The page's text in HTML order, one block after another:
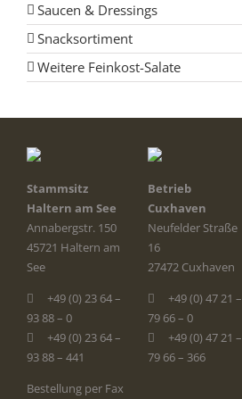
Saucen & Dressings
Snacksortiment
Weitere Feinkost-Salate
Stammsitz
Haltern am See
Annabergstr. 150
45721 Haltern am
See
+49 (0) 23 64 –
93 88 – 0
+49 (0) 23 64 –
93 88 – 441
Bestellung per Fax
Betrieb
Cuxhaven
Neufelder Straße
16
27472 Cuxhaven
+49 (0) 47 21 –
79 66 – 0
+49 (0) 47 21 –
79 66 – 366